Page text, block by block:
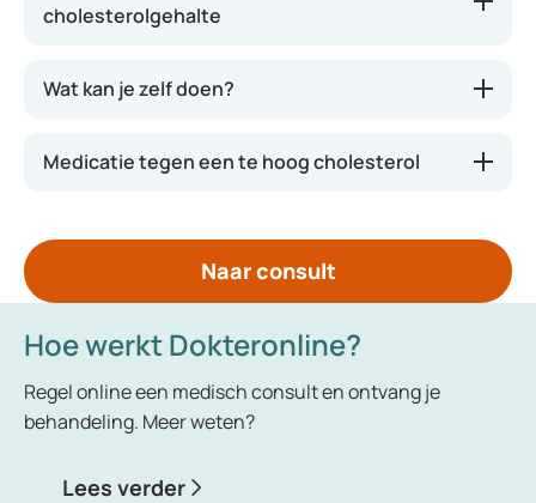
Wanneer er gesproken wordt over een hoog
cholesterol bedoeld. Deze variant plakt makkelijk
aan de wanden van slagaders, waardoor deze
cholesterolgehalte
Wat kan je zelf doen?
Medicatie tegen een te hoog cholesterol
Naar consult
Hoe werkt Dokteronline?
Regel online een medisch consult en ontvang je
behandeling. Meer weten?
Lees verder